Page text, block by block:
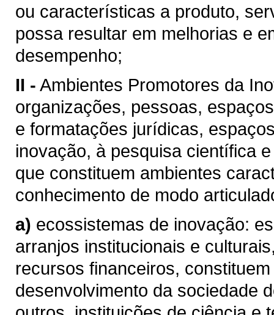
ou características a produto,
possa resultar em melhorias e
desempenho;
II - Ambientes Promotores da
organizações, pessoas,
e formatações jurídicas,
inovação, à pesquisa científica
que constituem ambientes
conhecimento de modo
a) ecossistemas de inovação:
arranjos institucionais e
recursos financeiros,
desenvolvimento da sociedade